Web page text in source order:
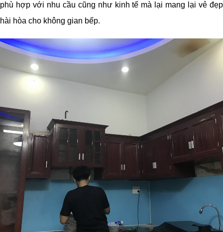
phù hợp với nhu cầu cũng như kinh tế mà lại mang lại vẻ đẹp
hài hòa cho không gian bếp.